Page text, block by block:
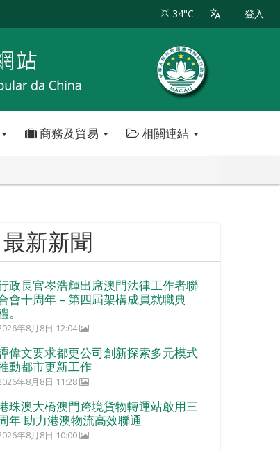
34°C 登入
商務及貿易 相關連結
最新新聞
政長官岑浩輝出席澳門法律工作者聯
會十周年 – 第四屆架構成員就職典
。
年8月8日 12:04
偉文要求都更公司創新探索多元模式
動都市更新工作
年8月8日 11:28
珠澳大橋澳門跨境貨物轉運站啟用三
年 助力港澳物流高效聯通
年8月8日 10:00